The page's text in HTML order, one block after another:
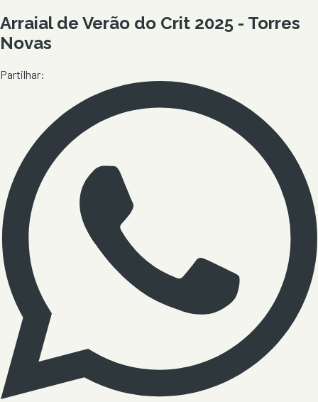
Arraial de Verão do Crit 2025 - Torres
Novas
Partilhar: